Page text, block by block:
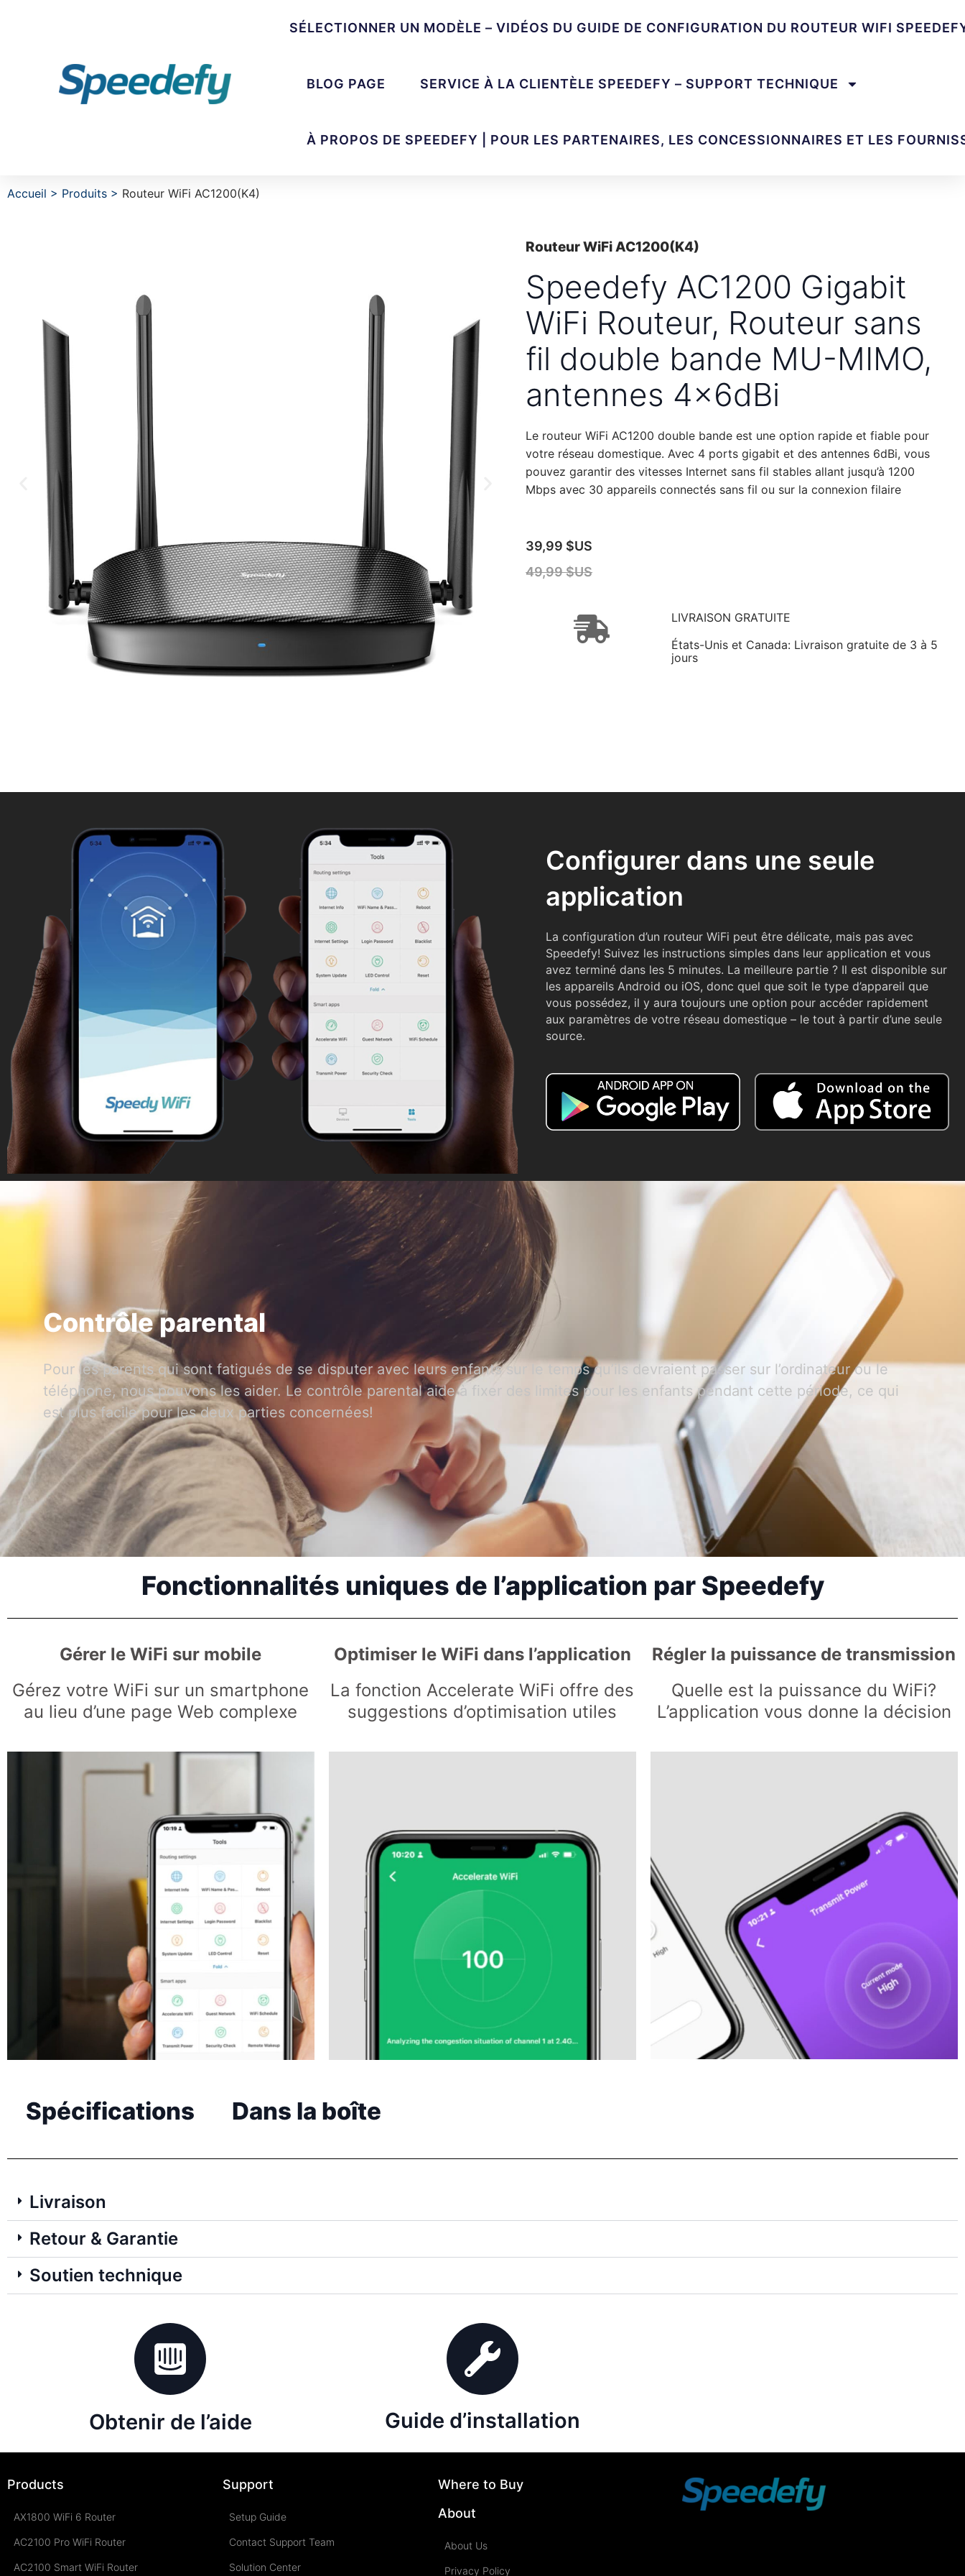
SÉLECTIONNER UN MODÈLE – VIDÉOS DU GUIDE DE CONFIGURATION DU ROUTEUR WIFI
BLOG PAGE SERVICE À LA CLIENTÈLE SPEEDEFY – SUPPORT TECHNIQUE
À PROPOS DE SPEEDEFY | POUR LES PARTENAIRES, LES CONCESSIONNAIRES ET LES
Accueil > Produits > Routeur WiFi AC1200(K4)
Routeur WiFi AC1200(K4)
Speedefy AC1200 Gigabit
WiFi Routeur, Routeur sans
fil double bande MU-MIMO,
antennes 4x6dBi
Le routeur WiFi AC1200 double bande est une option rapide et fiable pour
votre réseau domestique. Avec 4 ports gigabit et des antennes 6dBi, vous
pouvez garantir des vitesses Internet sans fil stables allant jusqu’à 1200
Mbps avec 30 appareils connectés sans fil ou sur la connexion filaire
39,99 $US
49,99 $US
LIVRAISON GRATUITE
États-Unis et Canada: Livraison gratuite de 3 à 5
jours
Configurer dans une seule
application
La configuration d’un routeur WiFi peut être délicate, mais pas avec
Speedefy! Suivez les instructions simples dans leur application et vous
avez terminé dans les 5 minutes. La meilleure partie ? Il est disponible sur
les appareils Android ou iOS, donc quel que soit le type d’appareil que
vous possédez, il y aura toujours une option pour accéder rapidement
aux paramètres de votre réseau domestique – le tout à partir d’une seule
source.
Contrôle parental
Pour les parents qui sont fatigués de se disputer avec leurs enfants sur le temps qu’ils devraient passer sur l’ordinateur ou le
téléphone, nous pouvons les aider. Le contrôle parental aide à fixer des limites pour les enfants pendant cette période, ce qui
est plus facile pour les deux parties concernées!
Fonctionnalités uniques de l’application par Speedefy
Gérer le WiFi sur mobile
Gérez votre WiFi sur un smartphone
au lieu d’une page Web complexe
Optimiser le WiFi dans l’application
La fonction Accelerate WiFi offre des
suggestions d’optimisation utiles
Régler la puissance de transmission
Quelle est la puissance du WiFi?
L’application vous donne la décision
Spécifications Dans la boîte
Livraison
Retour & Garantie
Soutien technique
Obtenir de l’aide Guide d’installation
Products
AX1800 WiFi 6 Router
AC2100 Pro WiFi Router
AC2100 Smart WiFi Router
Support
Setup Guide
Contact Support Team
Solution Center
Where to Buy
About
About Us
Privacy Policy